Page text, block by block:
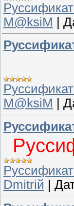
M@ksiM |
M@ksiM
Dmitriй